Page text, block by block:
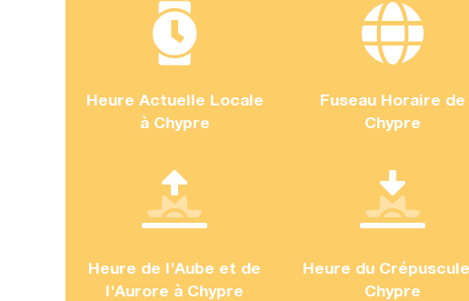
Heure Actuelle Locale
à Chypre
Fuseau Horaire de
Chypre
Heure de l'Aube et de
l'Aurore à Chypre
Heure du
Chypre